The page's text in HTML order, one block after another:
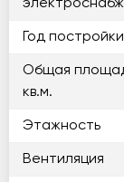
Год постройки
Общая
кв.м.
Этажность
Вентиляция